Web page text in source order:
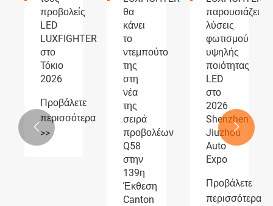
θα
κάνει
το
ντεμπούτο
της
στη
της
σειρά
προβολέων
Q58
παρουσιάζει
λύσεις
φωτισμού
υψηλής
ποιότητας
LED
στο
2026
Shenzhen
Jiuzhou
Auto
Expo
Προβάλετε
περισσότερα
LED
και
προβολείς
ομίχλης
AUTOMOTIVE
PARTS
Η
έκθεση
λαμβάνει
ευρεία
αναγνώριση
περισσότερα
>>
 